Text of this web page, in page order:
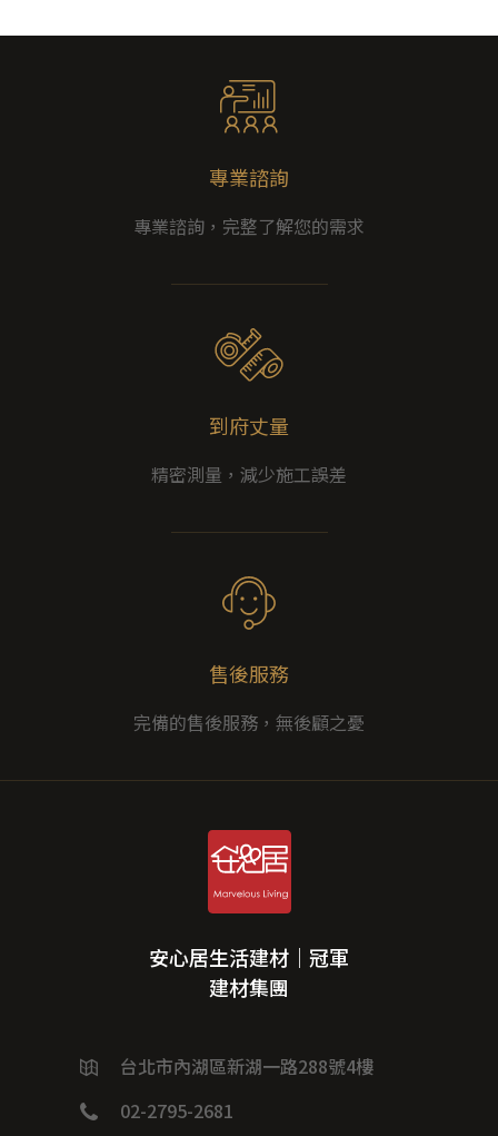
專業諮詢
專業諮詢，完整了解您的需求
到府丈量
精密測量，減少施工誤差
售後服務
完備的售後服務，無後顧之憂
安心居生活建材｜冠軍
建材集團
台北市內湖區新湖一路288號4樓
02-2795-2681